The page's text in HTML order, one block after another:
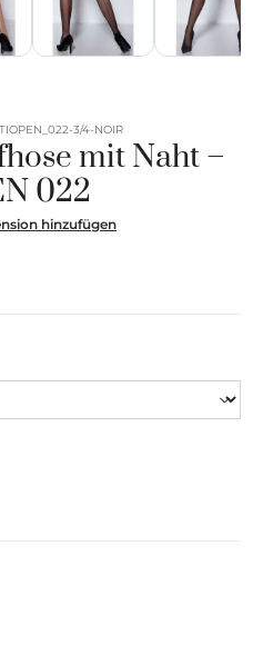
3/4-NOIR
mit Naht –
022
hinzufügen